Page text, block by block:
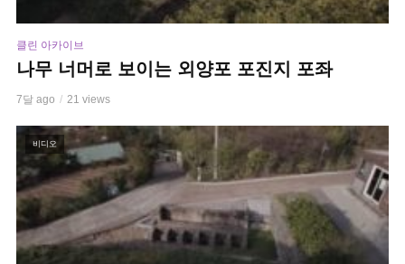
클린 아카이브
나무 너머로 보이는 외양포 포진지 포좌
7달 ago 21 views
비디오